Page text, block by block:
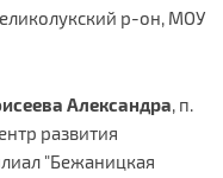
р-он, МОУ
Александра, п.
развития
"Бежаницкая